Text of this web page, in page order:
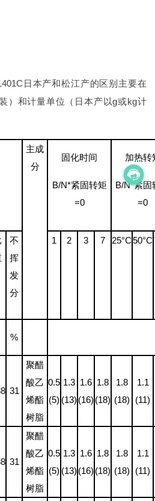
日本产和松江产的区别主要在
）和计量单位（日本产以g或kg计
主成
分
固化时间
B/N*紧固转矩
=0
加热转
B/N*紧固
=0
不
挥
发
分
1 2 3 7 25°C50°C
%
31
聚醋
酸乙
烯酯
树脂
0.5
(5)
1.3
(13)
1.6
(16)
1.8
(18)
1.8
(18)
1.1
(11)
31
聚醋
酸乙
烯酯
树脂
0.5
(5)
1.3
(13)
1.6
(16)
1.8
(18)
1.8
(18)
1.1
(11)